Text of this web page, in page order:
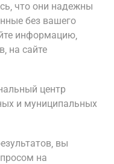
что они надежны
без вашего
информацию‚
на сайте
центр
и муниципальных
вы
на